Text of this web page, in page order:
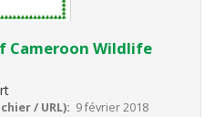
Cameroon Wildlife
/ URL) 9 février 2018